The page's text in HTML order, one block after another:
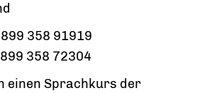
358 91919
358 72304
einen Sprachkurs der